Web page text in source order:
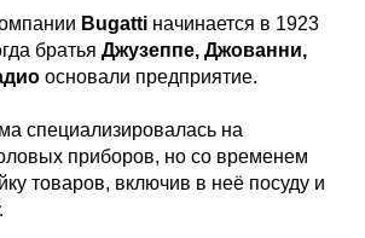
Bugatti начинается в 1923
братья Джузеппе, Джованни,
основали предприятие.
специализировалась на
приборов, но со временем
товаров, включив в неё посуду и